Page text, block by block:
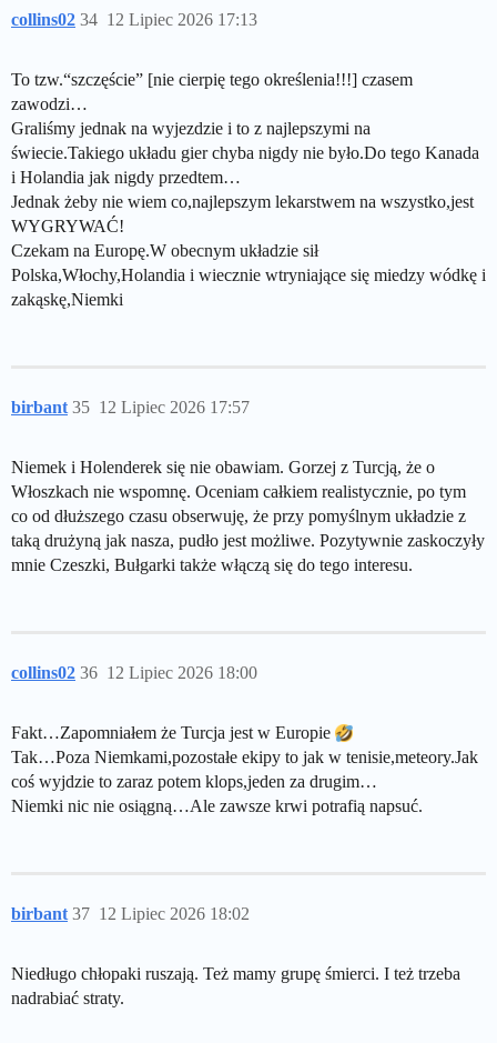
collins02 12 Lipiec 2026 17:13
34
To tzw.“szczęście” [nie cierpię tego określenia!!!] czasem
zawodzi…
Graliśmy jednak na wyjezdzie i to z najlepszymi na
świecie.Takiego układu gier chyba nigdy nie było.Do tego Kanada
i Holandia jak nigdy przedtem…
Jednak żeby nie wiem co,najlepszym lekarstwem na wszystko,jest
WYGRYWAĆ!
Czekam na Europę.W obecnym układzie sił
Polska,Włochy,Holandia i wiecznie wtryniające się miedzy wódkę i
zakąskę,Niemki
birbant 12 Lipiec 2026 17:57
35
Niemek i Holenderek się nie obawiam. Gorzej z Turcją, że o
Włoszkach nie wspomnę. Oceniam całkiem realistycznie, po tym
co od dłuższego czasu obserwuję, że przy pomyślnym układzie z
taką drużyną jak nasza, pudło jest możliwe. Pozytywnie zaskoczyły
mnie Czeszki, Bułgarki także włączą się do tego interesu.
collins02 12 Lipiec 2026 18:00
36
Fakt…Zapomniałem że Turcja jest w Europie
Tak…Poza Niemkami,pozostałe ekipy to jak w tenisie,meteory.Jak
coś wyjdzie to zaraz potem klops,jeden za drugim…
Niemki nic nie osiągną…Ale zawsze krwi potrafią napsuć.
birbant 12 Lipiec 2026 18:02
37
Niedługo chłopaki ruszają. Też mamy grupę śmierci. I też trzeba
nadrabiać straty.